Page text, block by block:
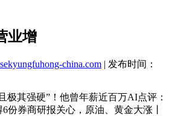
业增
china.com | 发布时间：
其强硬”！他曾年薪近百万AI点评：
份券商研报关心，原油、黄金大涨丨